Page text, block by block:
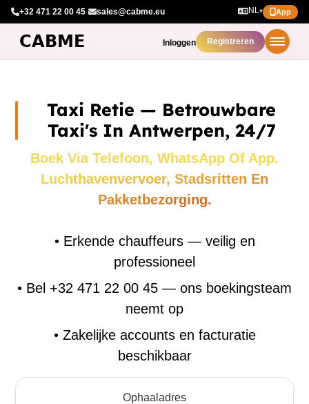
+32 471 22 00 45· sales@cabme.eu NL▾ App
Inloggen Registreren
Taxi Retie — Betrouwbare
Taxi's In Antwerpen, 24/7
Boek Via Telefoon, WhatsApp Of App.
Luchthavenvervoer, Stadsritten En
Pakketbezorging.
• Erkende chauffeurs — veilig en
professioneel
• Bel +32 471 22 00 45 — ons boekingsteam
neemt op
• Zakelijke accounts en facturatie
beschikbaar
Ophaaladres